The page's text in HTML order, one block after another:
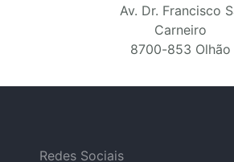
Av. Dr. Francisco
Carneiro
8700-853 Olhão
Redes Sociais